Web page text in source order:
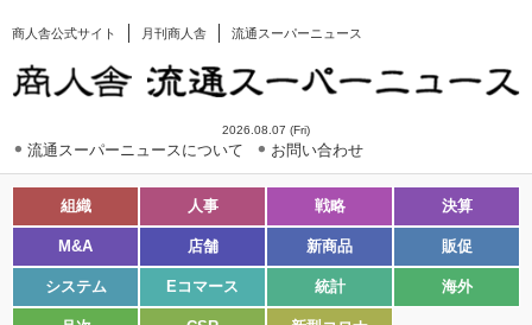
商人舎公式サイト 月刊商人舎 流通スーパーニュース
2026.08.07 (Fri)
流通スーパーニュースについて お問い合わせ
組織 人事 戦略 決算
M&A 店舗 新商品 販促
システム Eコマース 統計 海外